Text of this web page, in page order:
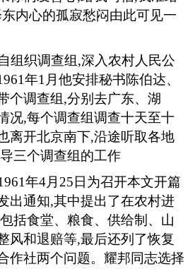
内心的孤寂愁闷由此可见一
组织调查组 ,深入农村人民公
年1 月他安排秘书陈伯达、
个调查组 ,分别去广东、湖
况,每个调查组调查十天至十
离开北京南下,沿途听取各地
三个调查组的工作
年4月 25 日为召开本文开篇
出通知,其中提出了在农村进
包括食堂、粮食、供给制、山
风和退赔等,最后还列了恢复
作社两个问题。耀邦同志选择